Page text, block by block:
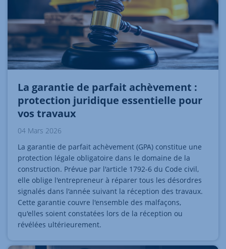
La garantie de parfait achèvement :
protection juridique essentielle pour
vos travaux
04 Mars 2026
La garantie de parfait achèvement (GPA) constitue une
protection légale obligatoire dans le domaine de la
construction. Prévue par l'article 1792-6 du Code civil,
elle oblige l'entrepreneur à réparer tous les désordres
signalés dans l'année suivant la réception des travaux.
Cette garantie couvre l'ensemble des malfaçons,
qu'elles soient constatées lors de la réception ou
révélées ultérieurement.